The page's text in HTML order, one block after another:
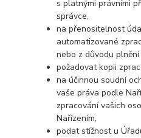
s platnými právními
správce,
na přenositelnost
automatizované
nebo z důvodu plnění
požadovat kopii
na účinnou soudní
vaše práva podle
zpracování vašich
Nařízením,
podat stížnost u